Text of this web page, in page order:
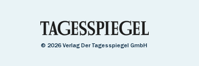
© 2026 Verlag Der Tagesspiegel GmbH